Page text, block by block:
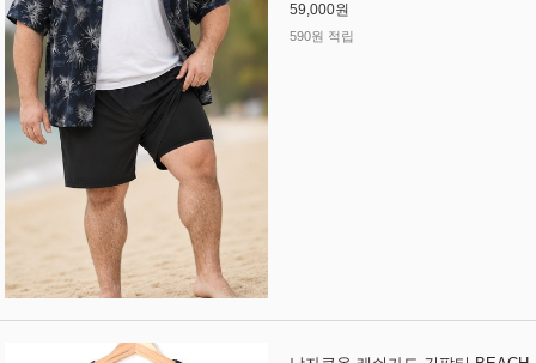
59,000원
590원 적립